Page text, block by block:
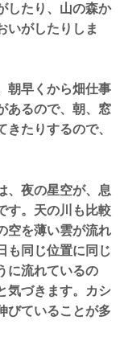
したり、山の森か
いがしたりしま
朝早くから畑仕事
あるので、朝、窓
たりするので、
、夜の星空が、息
す。天の川も比較
空を薄い雲が流れ
も同じ位置に同じ
に流れているの
気づきます。カシ
びていることが多